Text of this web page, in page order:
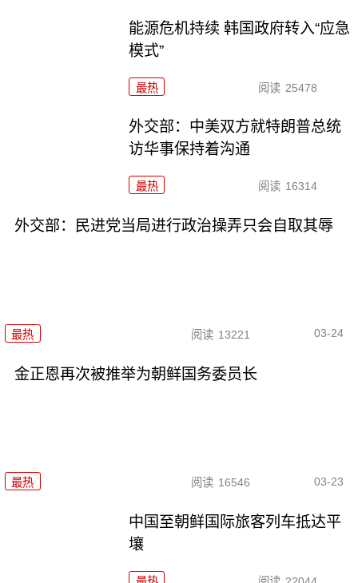
能源危机持续 韩国政府转入“应急
模式”
最热 阅读 25478
外交部：中美双方就特朗普总统
访华事保持着沟通
最热 阅读 16314
外交部：民进党当局进行政治操弄只会自取其辱
最热 阅读 13221 03-24
金正恩再次被推举为朝鲜国务委员长
最热 阅读 16546 03-23
中国至朝鲜国际旅客列车抵达平
壤